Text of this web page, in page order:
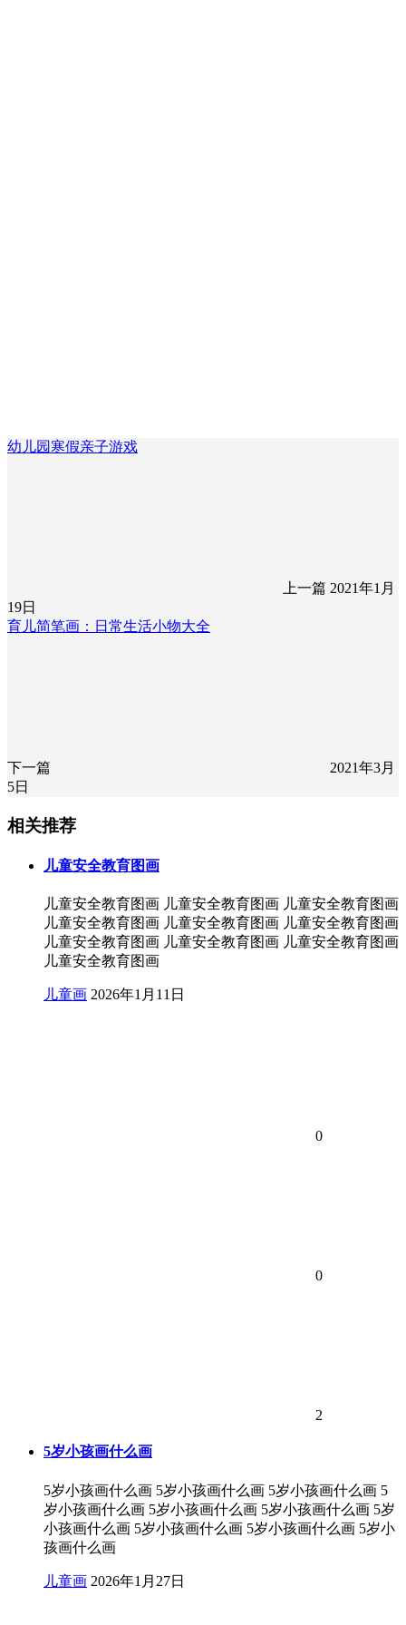
幼儿园寒假亲子游戏
上一篇 2021年1月
19日
育儿简笔画：日常生活小物大全
下一篇
2021年3月
5日
相关推荐
儿童安全教育图画
儿童安全教育图画 儿童安全教育图画 儿童安全教育图画
儿童安全教育图画 儿童安全教育图画 儿童安全教育图画
儿童安全教育图画 儿童安全教育图画 儿童安全教育图画
儿童安全教育图画
儿童画 2026年1月11日
0
0
2
5岁小孩画什么画
5岁小孩画什么画 5岁小孩画什么画 5岁小孩画什么画 5
岁小孩画什么画 5岁小孩画什么画 5岁小孩画什么画 5岁
小孩画什么画 5岁小孩画什么画 5岁小孩画什么画 5岁小
孩画什么画
儿童画 2026年1月27日